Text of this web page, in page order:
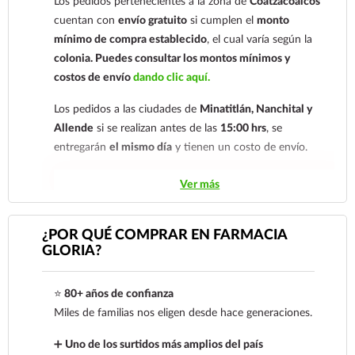
nuestro 921 261 8491
cuentan conenvío gratuito si cumplen elmonto
mínimo de compra establecido, el cual varía según la
colonia. Puedes consultar los montos mínimos y
costos de envíodando clic aquí.
Los pedidos a las ciudades de Minatitlán, Nanchital y
Allende si se realizan antes de las 15:00 hrs, se
entregaránel mismo día y tienen un costo de envío.
Los pedidos de otras localidades se envían mediante
.Sólo hacemos envíos en el territorio
nacional.
económica.En la tarifa nacional al día siguiente, los
pedidos deben realizarseantes de las 14:00 hrs.El
tiempo de entrega de la tarifa económica es de
Ver más
¿POR QUÉ COMPRAR EN FARMACIA
GLORIA?
⭐ 80+ años de confianza
Miles de familias nos eligen desde hace generaciones.
➕ Uno de los surtidos más amplios del país